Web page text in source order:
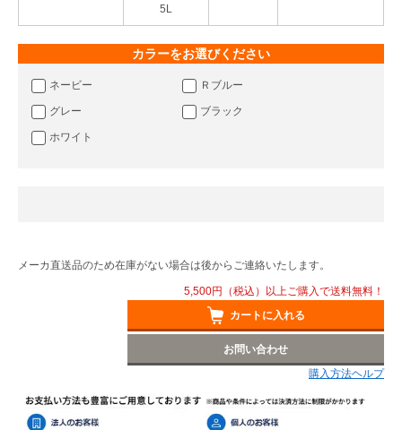
5L
カラーをお選びください
ネービー Ｒブルー
グレー ブラック
ホワイト
メーカ直送品のため在庫がない場合は後からご連絡いたします。
5,500円（税込）以上ご購入で送料無料！
カートに入れる
お問い合わせ
購入方法ヘルプ